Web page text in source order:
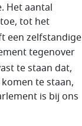
Het aantal
tot het
een zelfstandige
tegenover
te staan dat,
te staan,
is bij ons